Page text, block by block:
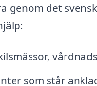
genom det
som står